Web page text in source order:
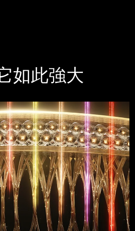
如此強大
pore care essentials
hair
Whitening Gel
男士
預計送達日期
預計送達日期 8/11/26
預計送達日期8/13/26
預計送達日期8/10/26
預計送達日期8/8/26
預計送達日期8/8/26
預計送達日期8/9/26